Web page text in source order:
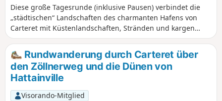
Diese große Tagesrunde (inklusive Pausen) verbindet die
„städtischen“ Landschaften des charmanten Hafens von
Carteret mit Küstenlandschaften, Stränden und kargen
Heideflächen, die bis zum kleinen Dorf Hattainville und
weiter zum Dorf Les Moitiers-d'Alonne führen, wobei der
Weg größtenteils über Wanderwege verläuft.Abgesehen
von einigen Varianten ist dies ein Klassiker für Stammgäste
des Badeortes und der örtlichen Wandervereine!Die
Visorando-App wird in den Dünen empfohlen
Rundwanderung durch Carteret über
den Zöllnerweg und die Dünen von
Hattainville
Visorando-Mitglied